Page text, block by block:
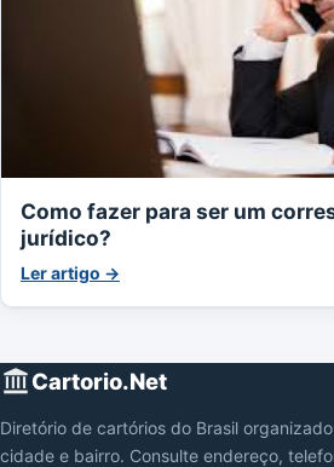
Como fazer para ser um
jurídico?
Ler artigo →
Cartorio.Net
Diretório de cartórios do Brasil
cidade e bairro. Consulte endereço,